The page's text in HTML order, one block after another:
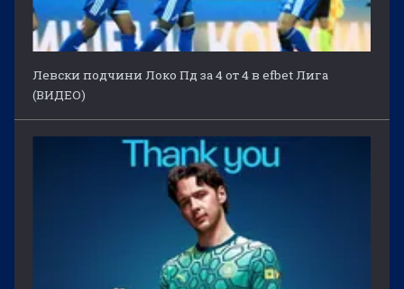
Левски подчини Локо Пд за 4 от 4 в efbet Лига
(ВИДЕО)